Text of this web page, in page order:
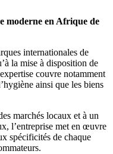
moderne en Afrique de
internationales de
la mise à disposition de
couvre notamment
ainsi que les biens
marchés locaux et à un
l’entreprise met en œuvre
spécificités de chaque